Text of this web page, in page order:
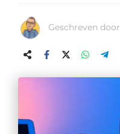
Geschreven door